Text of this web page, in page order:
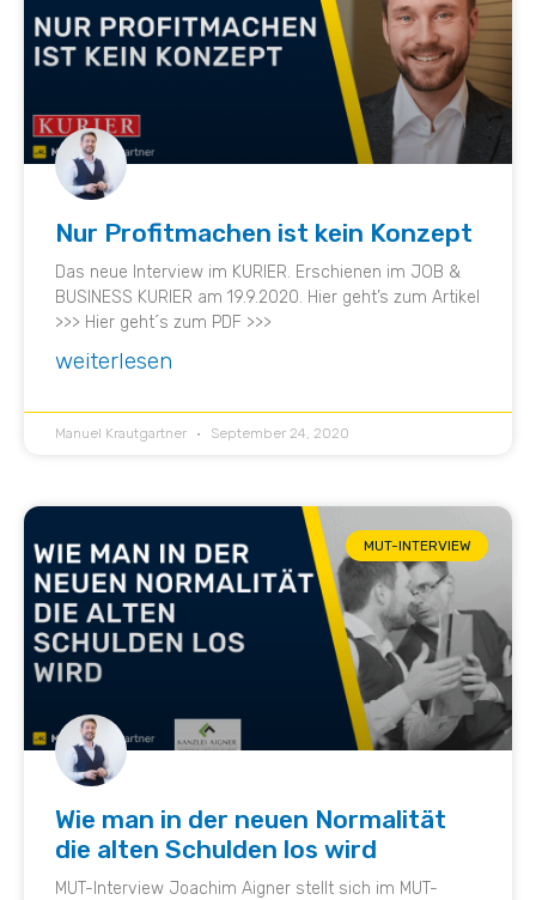
Nur Profitmachen ist kein Konzept
Das neue Interview im KURIER. Erschienen im JOB &
BUSINESS KURIER am 19.9.2020. Hier geht’s zum Artikel
>>> Hier geht´s zum PDF >>>
weiterlesen
Manuel Krautgartner September 24, 2020
MUT-INTERVIEW
Wie man in der neuen Normalität
die alten Schulden los wird
MUT-Interview Joachim Aigner stellt sich im MUT-